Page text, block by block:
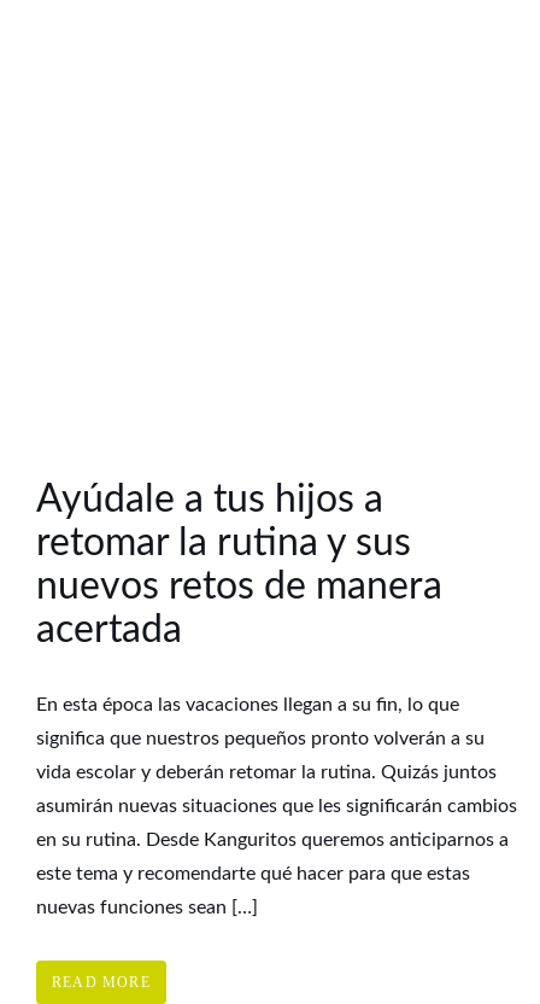
Ayúdale a tus hijos a
retomar la rutina y sus
nuevos retos de manera
acertada
En esta época las vacaciones llegan a su fin, lo que
significa que nuestros pequeños pronto volverán a su
vida escolar y deberán retomar la rutina. Quizás juntos
asumirán nuevas situaciones que les significarán cambios
en su rutina. Desde Kanguritos queremos anticiparnos a
este tema y recomendarte qué hacer para que estas
nuevas funciones sean […]
READ MORE